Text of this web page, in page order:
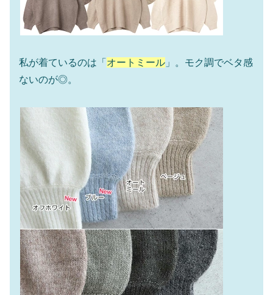
私が着ているのは「 オートミール 」。モク調でベタ感
ないのが◎。